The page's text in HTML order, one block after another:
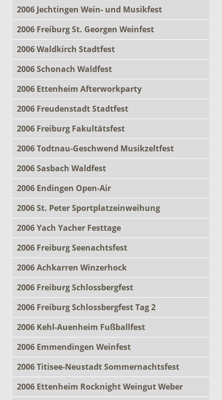
2006 Jechtingen Wein- und Musikfest
2006 Freiburg St. Georgen Weinfest
2006 Waldkirch Stadtfest
2006 Schonach Waldfest
2006 Ettenheim Afterworkparty
2006 Freudenstadt Stadtfest
2006 Freiburg Fakultätsfest
2006 Todtnau-Geschwend Musikzeltfest
2006 Sasbach Waldfest
2006 Endingen Open-Air
2006 St. Peter Sportplatzeinweihung
2006 Yach Yacher Festtage
2006 Freiburg Seenachtsfest
2006 Achkarren Winzerhock
2006 Freiburg Schlossbergfest
2006 Freiburg Schlossbergfest Tag 2
2006 Kehl-Auenheim Fußballfest
2006 Emmendingen Weinfest
2006 Titisee-Neustadt Sommernachtsfest
2006 Ettenheim Rocknight Weingut Weber